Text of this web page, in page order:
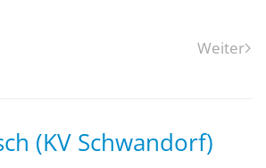
Weiter
(KV Schwandorf)